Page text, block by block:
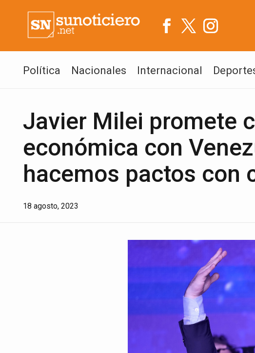
Política Nacionales Internacional
Javier Milei promete
económica con
hacemos pactos con
18 agosto, 2023